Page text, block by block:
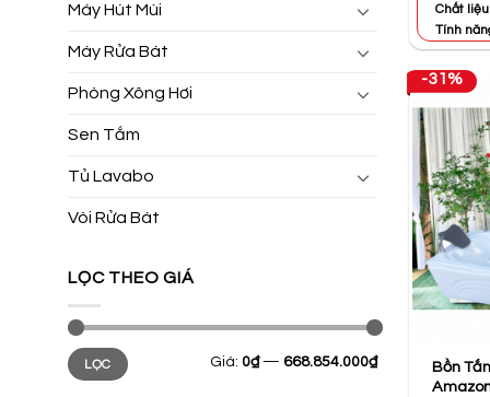
Máy Hút Mùi
Máy Rửa Bát
Phòng Xông Hơi
Sen Tắm
Tủ Lavabo
Vòi Rửa Bát
LỌC THEO GIÁ
Giá
tối
thiểu
Giá
tối
đa
LỌC Giá: 0₫— 668.854.000₫
Chất
Tính
-31%
Bồn